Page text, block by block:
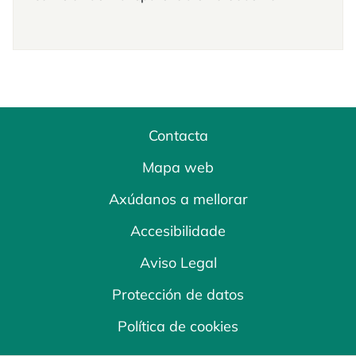
Contacta
Mapa web
Axúdanos a mellorar
Accesibilidade
Aviso Legal
Protección de datos
Política de cookies